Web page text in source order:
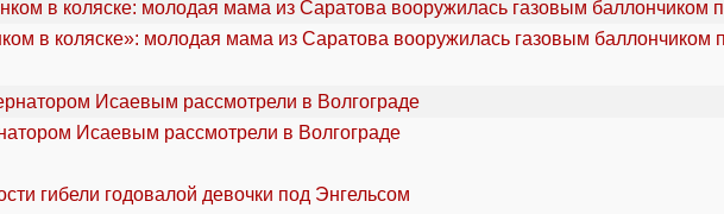
в коляске»: молодая мама из Саратова вооружилась газовым баллончиком
Исаевым рассмотрели в Волгограде
гибели годовалой девочки под Энгельсом